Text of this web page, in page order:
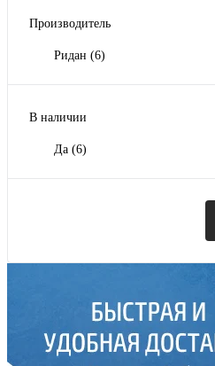
Производитель
Ридан (6)
В наличии
Да (6)